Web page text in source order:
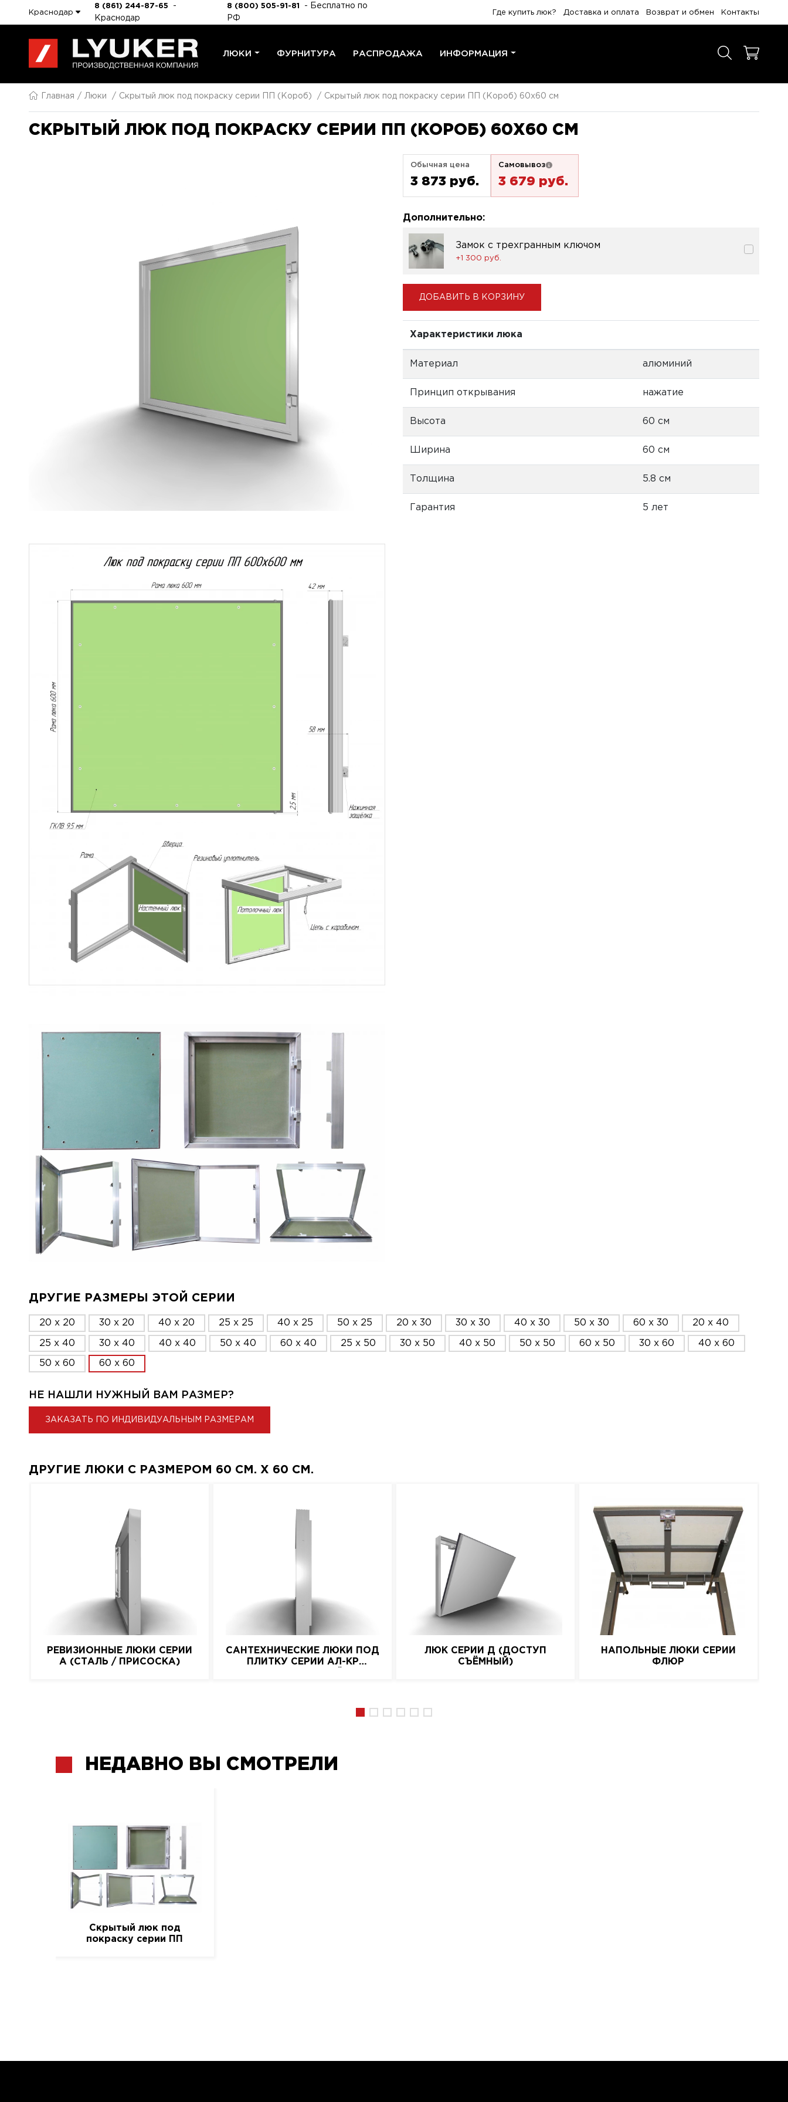
Краснодар
8 (861) 244-87-65
-
Краснодар
8 (800) 505-91-81
- Бесплатно по
РФ
Где купить люк? Доставка и оплата Возврат и обмен Контакты
ЛЮКИ ФУРНИТУРА РАСПРОДАЖА ИНФОРМАЦИЯ
Главная Люки Скрытый люк под покраску серии ПП (Короб) Скрытый люк под покраску серии ПП (Короб) 60x60 см
СКРЫТЫЙ ЛЮК ПОД ПОКРАСКУ СЕРИИ ПП (КОРОБ) 60X60 СМ
Обычная цена
3 873 pуб.
Самовывоз
3 679 pуб.
Дополнительно:
Замок с трехгранным ключом
+1 300 pуб.
ДОБАВИТЬ В КОРЗИНУ
Характеристики люка
Материал алюминий
Принцип открывания нажатие
Высота 60 см
Ширина 60 см
Толщина 5.8 см
Гарантия 5 лет
ДРУГИЕ РАЗМЕРЫ ЭТОЙ СЕРИИ
20 x 20 30 x 20 40 x 20 25 x 25 40 x 25 50 x 25 20 x 30 30 x 30 40 x 30 50 x 30 60 x 30 20 x 40
25 x 40 30 x 40 40 x 40 50 x 40 60 x 40 25 x 50 30 x 50 40 x 50 50 x 50 60 x 50 30 x 60 40 x 60
50 x 60 60 x 60
НЕ НАШЛИ НУЖНЫЙ ВАМ РАЗМЕР?
ЗАКАЗАТЬ ПО ИНДИВИДУАЛЬНЫМ РАЗМЕРАМ
ДРУГИЕ ЛЮКИ С РАЗМЕРОМ 60 СМ. X 60 СМ.
РЕВИЗИОННЫЕ ЛЮКИ СЕРИИ
A (СТАЛЬ / ПРИСОСКА)
САНТЕХНИЧЕСКИЕ ЛЮКИ ПОД
ПЛИТКУ СЕРИИ АЛ-КР
ЛЮК СЕРИИ Д (ДОСТУП
СЪЁМНЫЙ)
НАПОЛЬНЫЕ ЛЮКИ СЕРИИ
ФЛЮР
НЕДАВНО ВЫ СМОТРЕЛИ
Скрытый люк под
покраску серии ПП